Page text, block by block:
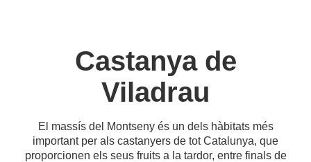
Castanya de
Viladrau
El massís del Montseny és un dels hàbitats més
important per als castanyers de tot Catalunya, que
proporcionen els seus fruits a la tardor, entre finals de